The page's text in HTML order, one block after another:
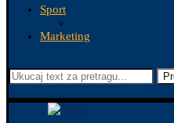
Sport
Marketing